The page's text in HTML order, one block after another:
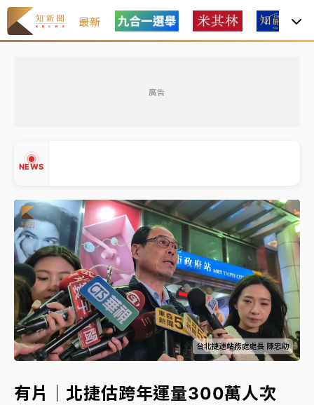
最新
廣告
NEWS
韓股最壞時期已過？大摩估去槓桿完成逾半 波動率降
至2個月低
「白海豚」雨炸新北！通報109件災情 侯友宜揭這類災
損最多
白海豚挾豪雨狂炸新北！時雨量破百毫米 水塔、雨棚
砸落毀車
金控第2季海外曝險破31兆創高 日本年增45%居冠
日職｜ 林安可狀態正好卻因左膝疼痛下二軍 日媒感嘆
「好事多磨」
至2個月低
▲
▼
Unmute Loaded
:
71.50%
有片｜北捷估跨年運量300萬人次